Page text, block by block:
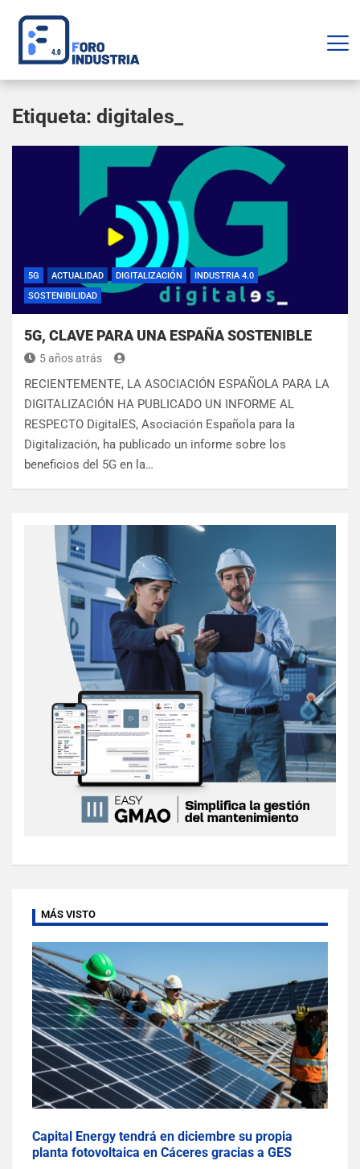
Etiqueta: digitales_
5G ACTUALIDAD DIGITALIZACIÓN
INDUSTRIA 4.0
SOSTENIBILIDAD
5G, CLAVE PARA UNA ESPAÑA SOSTENIBLE
5 años atrás
RECIENTEMENTE, LA ASOCIACIÓN ESPAÑOLA PARA LA
DIGITALIZACIÓN HA PUBLICADO UN INFORME AL
RESPECTO DigitalES, Asociación Española para la
Digitalización, ha publicado un informe sobre los
beneficios del 5G en la…
MÁS VISTO
Capital Energy tendrá en diciembre su propia
planta fotovoltaica en Cáceres gracias a GES